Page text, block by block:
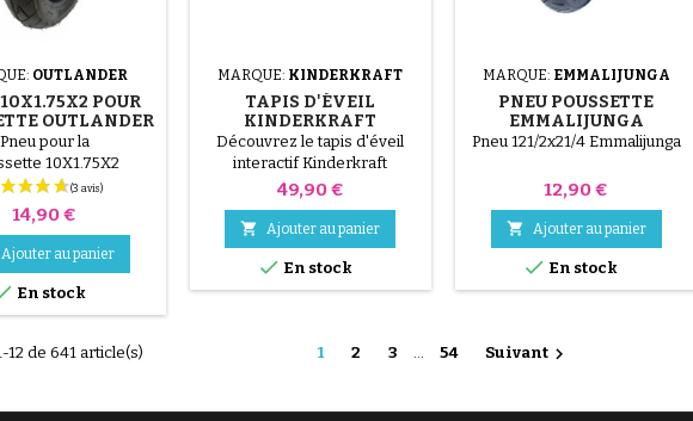
(27 avis)
OUTLANDER
POUR
OUTLANDER
Pneu pour la
10X1.75X2
Prix
14,90 €
Ajouter au panier
En stock
MARQUE: KINDERKRAFT
TAPIS D'ÉVEIL
KINDERKRAFT
SMARTPLAY
Découvrez le tapis d'éveil
interactif Kinderkraft
Smartplay ! Ce grand tapis
offre un bébé une aire de jeux
confortable ! Le fond de tapis
d'éveil est épais et très
moelleux, ses côtés peuvent
être soulevés et attachés
Prix
49,90 €
 Ajouter au panier
 En stock
MARQUE: EMMALIJUNGA
PNEU POUSSETTE
EMMALIJUNGA
Pneu 121/2x21/4 Emmalijunga
Prix
12,90 €
 Ajouter au panier
 En stock
12 de 641 article(s) 1 2 3 … 54 Suivant